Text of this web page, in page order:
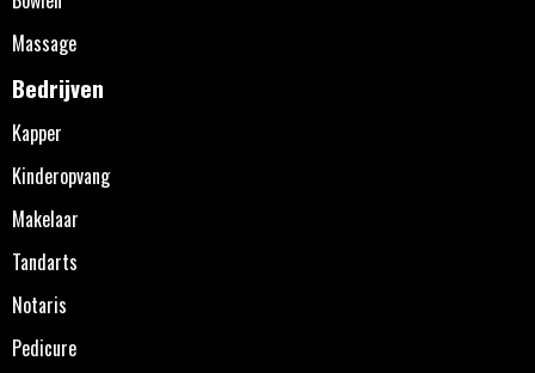
Massage
Bedrijven
Kapper
Kinderopvang
Makelaar
Tandarts
Notaris
Pedicure